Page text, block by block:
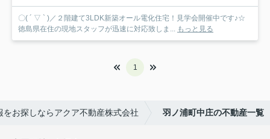
〇( ´ ▽ ` )／２階建て3LDK新築オール電化住宅！見学会開催中です♪☆
徳島県在住の現地スタッフが迅速に対応致しま... もっと見る
1
をお探しならアクア不動産株式会社 羽ノ浦町中庄の不動産一覧